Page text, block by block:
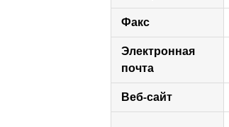
Факс
Электронная
почта
Веб-сайт